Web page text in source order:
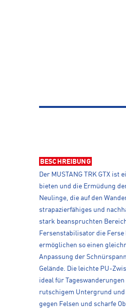
BESCHREIBUNG
Der MUSTANG TRK GTX
bieten und die Ermüdung
Neulinge, die auf den
strapazierfähiges und
stark beanspruchten
Fersenstabilisator die
ermöglichen so einen
Anpassung der
Gelände. Die leichte PU-
ideal für
rutschigem Untergrund und
gegen Felsen und scharfe